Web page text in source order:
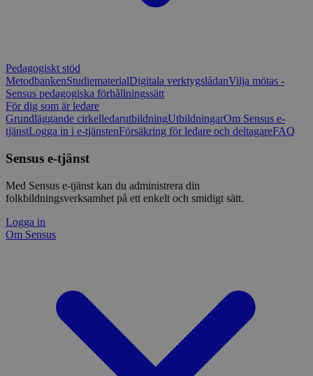
Pedagogiskt stöd
MetodbankenStudiematerialDigitala verktygslådanVilja mötas -
Sensus pedagogiska förhållningssätt
För dig som är ledare
Grundläggande cirkelledarutbildningUtbildningarOm Sensus e-
tjänstLogga in i e-tjänstenFörsäkring för ledare och deltagareFAQ
Sensus e-tjänst
Med Sensus e-tjänst kan du administrera din
folkbildningsverksamhet på ett enkelt och smidigt sätt.
Logga in
Om Sensus